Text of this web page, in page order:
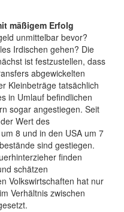
mäßigem Erfolg
unmittelbar bevor?
Irdischen gehen? Die
ist festzustellen, dass
abgewickelten
Kleinbeträge tatsächlich
in Umlauf befindlichen
sogar angestiegen. Seit
Wert des
8 und in den USA um 7
sind gestiegen.
finden
schätzen
Volkswirtschaften hat nur
Verhältnis zwischen